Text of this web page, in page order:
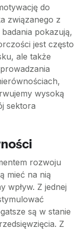
do
związanego z
pokazują,
jest często
ale także
wysoką
sektora
rozwoju
mieć na nią
wpływ. Z jednej
są w stanie
Z